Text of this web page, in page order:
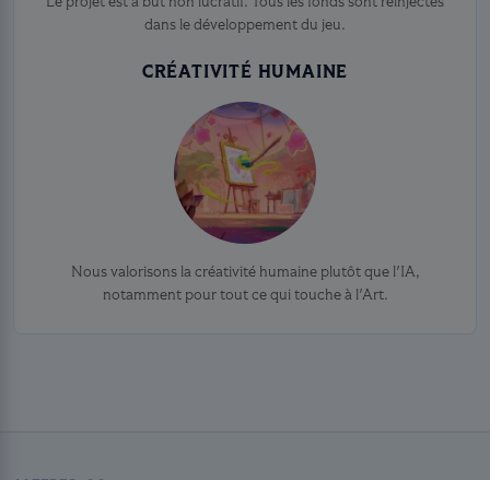
dans le développement du jeu.
CRÉATIVITÉ HUMAINE
Nous valorisons la créativité humaine plutôt que l'IA,
notamment pour tout ce qui touche à l'Art.